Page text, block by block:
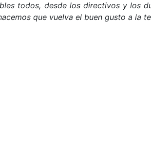
todos, desde los directivos y los
que vuelva el buen gusto a la